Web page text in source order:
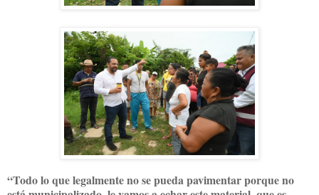
“Todo lo que legalmente no se pueda pavimentar porque no